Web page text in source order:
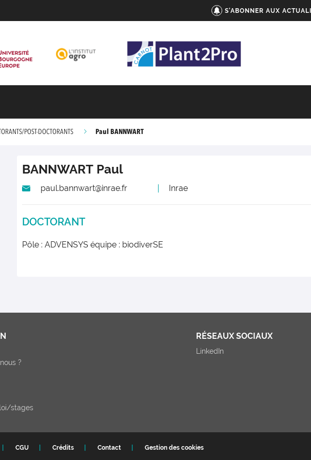
S'ABONNER AUX
POST-DOCTORANTS Paul BANNWART
BANNWART Paul
paul.bannwart@inrae.fr Inrae
DOCTORANT
Pôle : ADVENSYS équipe : biodiverSE
?
stages
RÉSEAUX SOCIAUX
LinkedIn
CGU Crédits Contact Gestion des cookies